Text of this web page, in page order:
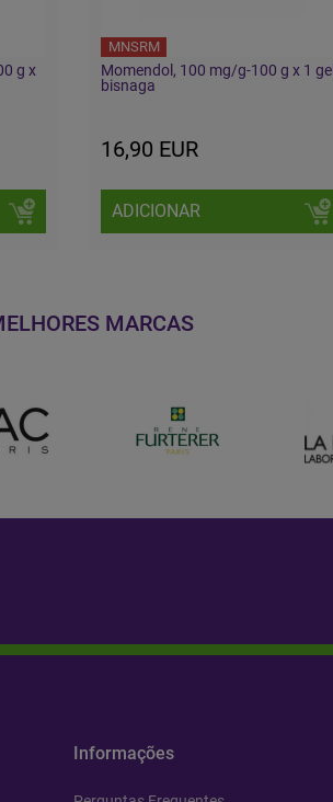
g x
MNSRM
Momendol, 100 mg/g-100 g x 1 gel
bisnaga
16,90 EUR
ADICIONAR
MARCAS
Informações